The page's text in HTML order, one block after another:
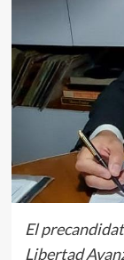
El
Libertad